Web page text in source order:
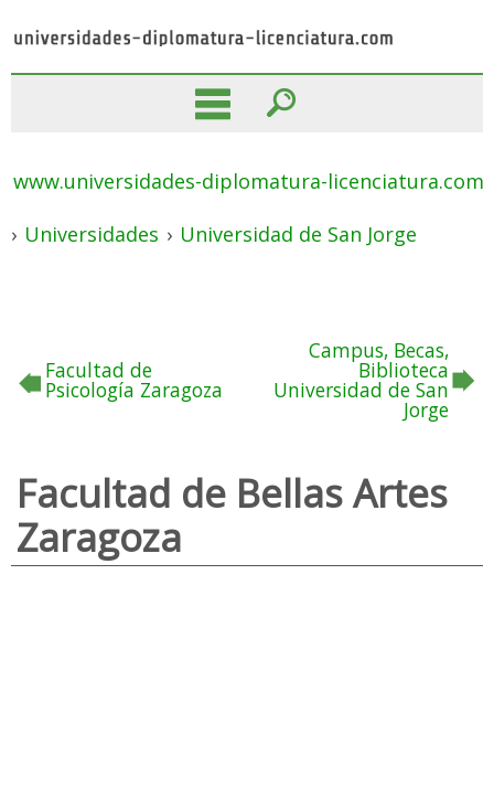
www.universidades-diplomatura-licenciatura.com
› Universidades › Universidad de San Jorge
Facultad de
Psicología Zaragoza
Campus, Becas,
Biblioteca
Universidad de San
Jorge
Facultad de Bellas Artes
Zaragoza